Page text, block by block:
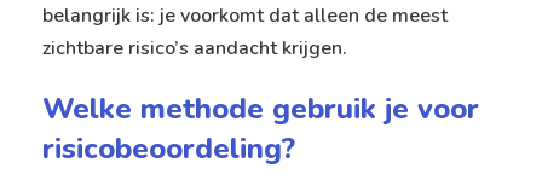
belangrijk is: je voorkomt dat alleen de meest
zichtbare risico’s aandacht krijgen.
Welke methode gebruik je voor
risicobeoordeling?